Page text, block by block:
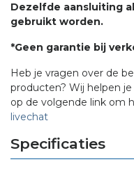
Dezelfde aansluiting
gebruikt worden.
*Geen garantie bij
Heb je vragen over de
producten? Wij helpen
op de volgende link om
livechat
Specificaties